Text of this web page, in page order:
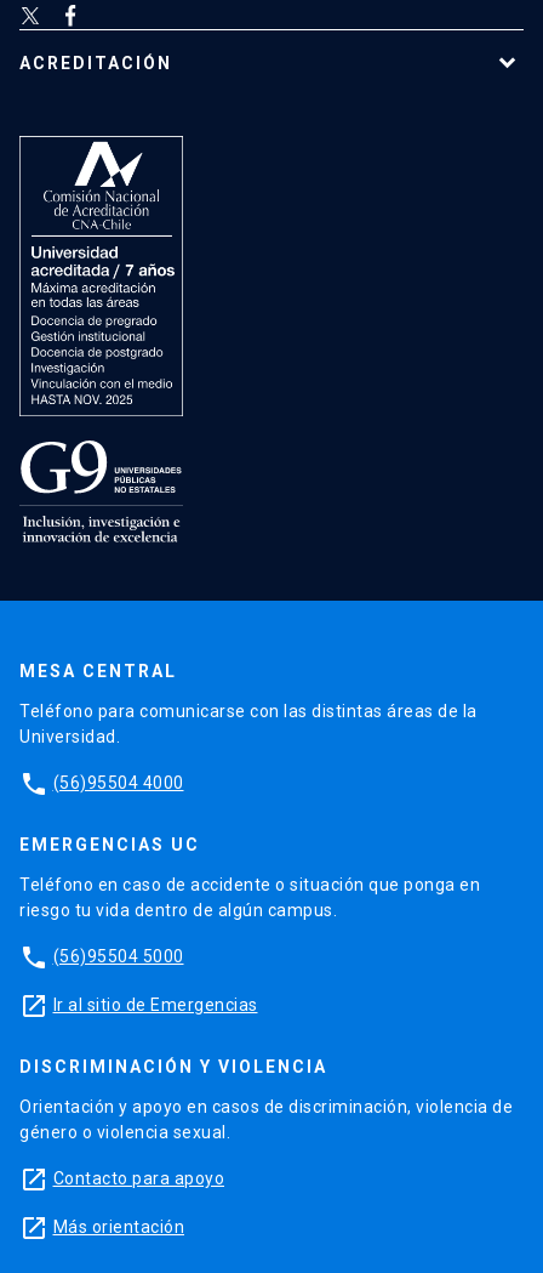
ACREDITACIÓN
MESA CENTRAL
Teléfono para comunicarse con las distintas áreas de la
Universidad.
phone (56)95504 4000
EMERGENCIAS UC
Teléfono en caso de accidente o situación que ponga en
riesgo tu vida dentro de algún campus.
phone (56)95504 5000
launch Ir al sitio de Emergencias
DISCRIMINACIÓN Y VIOLENCIA
Orientación y apoyo en casos de discriminación, violencia de
género o violencia sexual.
launch Contacto para apoyo
launch Más orientación